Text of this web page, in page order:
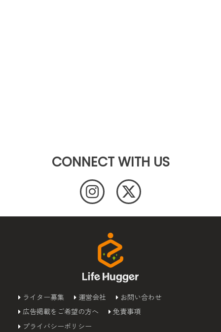
CONNECT WITH US
ライター募集 運営会社
お問い合わせ
広告掲載をご希望の方へ
免責事項
プライバシーポリシー